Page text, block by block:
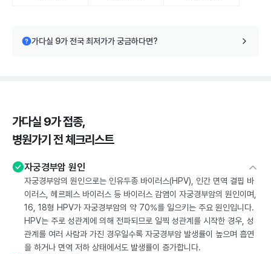
가다실 9가 전국 최저가가 궁금하다면?
가다실 9가 접종,
병원가기 전 체크리스트
자궁경부암 원인
자궁경부암의 원인으로는 인유두종 바이러스(HPV), 인간 면역 결핍 바
이러스, 헤르페스 바이러스 등 바이러스 감염이 자궁경부암의 원인이며,
16, 18형 HPV가 자궁경부암의 약 70%를 일으키는 주요 원인입니다.
HPV는 주로 성관계에 의해 전파되므로 일찍 성관계를 시작한 경우, 성
관계를 여러 사람과 가진 경우일수록 자궁경부암 발생률이 높으며 흡연
을 하거나 면역 저하 상태에서도 발생률이 증가합니다.